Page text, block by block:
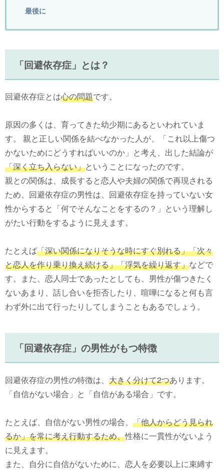
最後に
「回避依存症」とは？
回避依存症とは心の問題です。
原因の多くは、育ってきた幼少期にあるといわれていま
す。 親と正しい関係を結べなかった人が、「これ以上傷つ
かないためにどうすればいいのか」と考え、出した結論が
「深く立ち入らない」ということになったのです。
親との関係は、成長すると恋人や夫婦の関係で再現される
ため、回避依存症の男性は、回避依存症を持っていない女
性からすると「何でそんなことをするの？」という理解し
がたい行動をするように見えます。
たとえば「深い関係になりそうな時にすぐ別れる」「次々
と恋人を作り乗り換え続ける」「浮気を繰り返す」などで
す。また、恋人同士であったとしても、男性が傷つきたく
ないあまり、話し合いを拒否したり、喧嘩になると何も言
わず外に出て行ったりしてしまうこともあるでしょう。
「回避依存症」の男性がもつ特徴
回避依存症の男性の特徴は、 大きく分けて2つあります。
「自信がない場合」と「自信がある場合」です。
たとえば、自信がない男性の場合、 「他人からどう見られ
るか」を常に考え行動するため、性格に一貫性がないよう
に見えます。
また、自分に自信がないために、恋人を必要以上に束縛す